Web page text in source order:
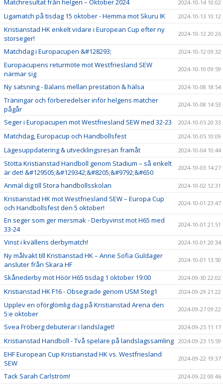
Matchresultat från helgen – Oktober 2024 2024-10-14 10:02
Ligamatch på tisdag 15 oktober - Hemma mot Skuru IK 2024-10-13 10:12
Kristianstad HK enkelt vidare i European Cup efter ny
storseger!
2024-10-12 20:26
Matchdag i Europacupen &#128293; 2024-10-12 09:32
Europacupens returmöte mot Westfriesland SEW
närmar sig
2024-10-10 09:59
Ny satsning - Balans mellan prestation & hälsa 2024-10-08 18:54
Träningar och förberedelser inför helgens matcher
pågår
2024-10-08 14:53
Seger i Europacupen mot Westfriesland SEW med 32-23 2024-10-05 20:33
Matchdag, Europacup och Handbollsfest 2024-10-05 10:09
Lägesuppdatering & utvecklingsresan framåt 2024-10-04 10:44
Stötta Kristianstad Handboll genom Stadium – så enkelt
är det! &#129505;&#129342;&#8205;&#9792;&#650
2024-10-03 14:27
Anmäl dig till Stora handbollsskolan 2024-10-02 12:31
Kristianstad HK mot Westfriesland SEW – Europa Cup
och Handbollsfest den 5 oktober!
2024-10-01 23:47
En seger som ger mersmak - Derbyvinst mot H65 med
33-24
2024-10-01 21:51
Vinst i kvällens derbymatch! 2024-10-01 20:34
Ny målvakt till Kristianstad HK – Anne Sofia Guldager
ansluter från Skara HF
2024-10-01 13:50
Skånederby mot Höör H65 tisdag 1 oktober 19:00 2024-09-30 22:02
Kristianstad HK F16 - Obsegrade genom USM Steg1 2024-09-29 21:22
Upplev en oförglömlig dag på Kristianstad Arena den
5:e oktober
2024-09-27 09:22
Svea Fröberg debuterar i landslaget! 2024-09-25 11:17
Kristianstad Handboll - Två spelare på landslagssamling 2024-09-23 15:59
EHF European Cup Kristianstad HK vs. Westfriesland
SEW
2024-09-22 19:37
Tack Sarah Carlström! 2024-09-22 00:46